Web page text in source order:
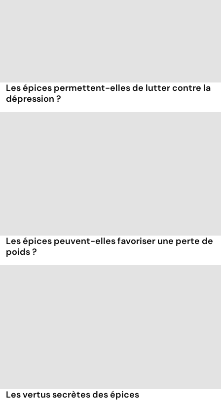
Les épices permettent-elles de lutter contre la
dépression ?
Les épices peuvent-elles favoriser une perte de
poids ?
Les vertus secrètes des épices